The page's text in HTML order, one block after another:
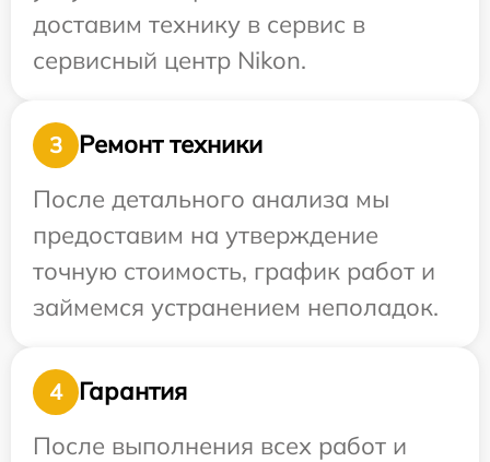
доставим технику в сервис в
сервисный центр Nikon.
3
Ремонт техники
После детального анализа мы
предоставим на утверждение
точную стоимость, график работ и
займемся устранением неполадок.
4
Гарантия
После выполнения всех работ и